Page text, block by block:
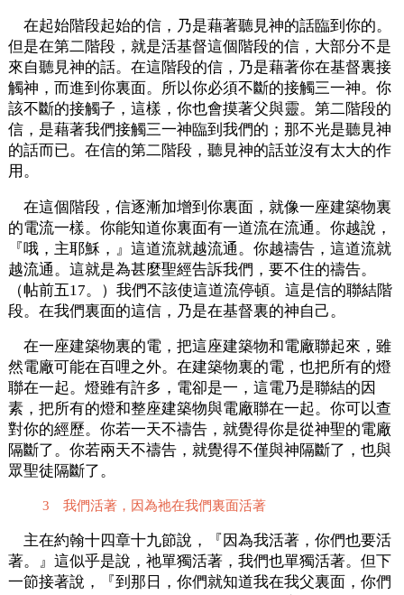
在起始階段起始的信，乃是藉著聽見神的話臨到你的。
但是在第二階段，就是活基督這個階段的信，大部分不是
來自聽見神的話。在這階段的信，乃是藉著你在基督裏接
觸神，而進到你裏面。所以你必須不斷的接觸三一神。你
該不斷的接觸子，這樣，你也會摸著父與靈。第二階段的
信，是藉著我們接觸三一神臨到我們的；那不光是聽見神
的話而已。在信的第二階段，聽見神的話並沒有太大的作
用。
在這個階段，信逐漸加增到你裏面，就像一座建築物裏
的電流一樣。你能知道你裏面有一道流在流通。你越說，
『哦，主耶穌，』這道流就越流通。你越禱告，這道流就
越流通。這就是為甚麼聖經告訴我們，要不住的禱告。
（帖前五17。）我們不該使這道流停頓。這是信的聯結階
段。在我們裏面的這信，乃是在基督裏的神自己。
在一座建築物裏的電，把這座建築物和電廠聯起來，雖
然電廠可能在百哩之外。在建築物裏的電，也把所有的燈
聯在一起。燈雖有許多，電卻是一，這電乃是聯結的因
素，把所有的燈和整座建築物與電廠聯在一起。你可以查
對你的經歷。你若一天不禱告，就覺得你是從神聖的電廠
隔斷了。你若兩天不禱告，就覺得不僅與神隔斷了，也與
眾聖徒隔斷了。
3 我們活著，因為祂在我們裏面活著
主在約翰十四章十九節說，『因為我活著，你們也要活
著。』這似乎是說，祂單獨活著，我們也單獨活著。但下
一節接著說，『到那日，你們就知道我在我父裏面，你們